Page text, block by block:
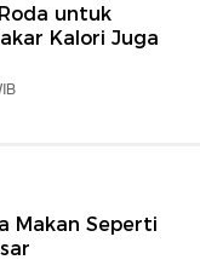
untuk
Kalori Juga
Makan Seperti